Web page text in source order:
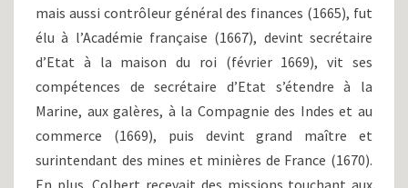
mais aussi contrôleur général des finances (1665), fut
élu à l’Académie française (1667), devint secrétaire
d’Etat à la maison du roi (février 1669), vit ses
compétences de secrétaire d’Etat s’étendre à la
Marine, aux galères, à la Compagnie des Indes et au
commerce (1669), puis devint grand maître et
surintendant des mines et minières de France (1670).
En plus, Colbert recevait des missions touchant aux